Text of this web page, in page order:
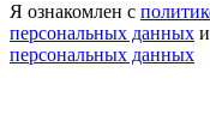
Я ознакомлен с
персональных данных
персональных данных